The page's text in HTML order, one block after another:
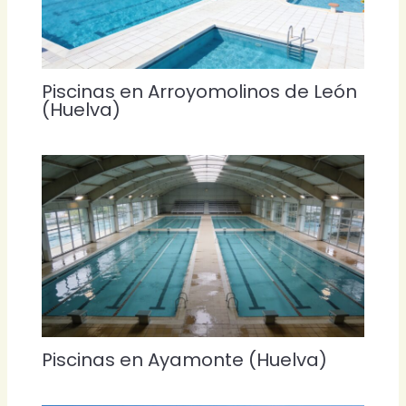
Piscinas en Arroyomolinos de León
(Huelva)
Piscinas en Ayamonte (Huelva)